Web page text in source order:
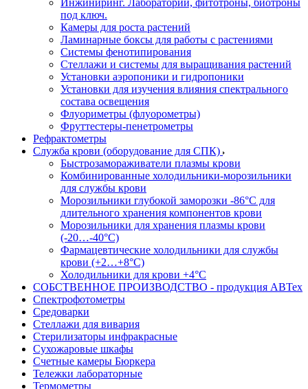
Инжиниринг. Лаборатории, фитотроны, биотроны
под ключ.
Камеры для роста растений
Ламинарные боксы для работы с растениями
Системы фенотипирования
Стеллажи и системы для выращивания растений
Установки аэропоники и гидропоники
Установки для изучения влияния спектрального
состава освещения
Флуориметры (флуорометры)
Фруттестеры-пенетрометры
Рефрактометры
Служба крови (оборудование для СПК)
Быстрозамораживатели плазмы крови
Комбинированные холодильники-морозильники
для службы крови
Морозильники глубокой заморозки -86°С для
длительного хранения компонентов крови
Морозильники для хранения плазмы крови
(-20…-40°С)
Фармацевтические холодильники для службы
крови (+2…+8°С)
Холодильники для крови +4°С
СОБСТВЕННОЕ ПРОИЗВОДСТВО - продукция АВТех
Спектрофотометры
Средоварки
Стеллажи для вивария
Стерилизаторы инфракрасные
Сухожаровые шкафы
Счетные камеры Бюркера
Тележки лабораторные
Термометры